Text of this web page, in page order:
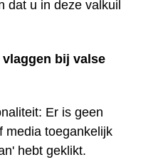
dat u in deze valkuil
bij valse
Er is geen
media toegankelijk
hebt geklikt.